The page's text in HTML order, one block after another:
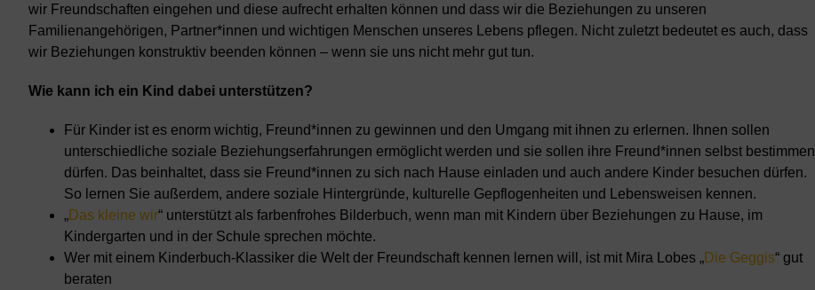
wir Freundschaften eingehen und diese aufrecht erhalten können und dass wir die Beziehungen zu unseren
Familienangehörigen, Partner*innen und wichtigen Menschen unseres Lebens pflegen. Nicht zuletzt bedeutet es auch, dass
wir Beziehungen konstruktiv beenden können – wenn sie uns nicht mehr gut tun.
Wie kann ich ein Kind dabei unterstützen?
Für Kinder ist es enorm wichtig, Freund*innen zu gewinnen und den Umgang mit ihnen zu erlernen. Ihnen sollen
unterschiedliche soziale Beziehungserfahrungen ermöglicht werden und sie sollen ihre Freund*innen selbst bestimmen
dürfen. Das beinhaltet, dass sie Freund*innen zu sich nach Hause einladen und auch andere Kinder besuchen dürfen.
So lernen Sie außerdem, andere soziale Hintergründe, kulturelle Gepflogenheiten und Lebensweisen kennen.
„Das kleine wir“ unterstützt als farbenfrohes Bilderbuch, wenn man mit Kindern über Beziehungen zu Hause, im
Kindergarten und in der Schule sprechen möchte.
Wer mit einem Kinderbuch-Klassiker die Welt der Freundschaft kennen lernen will, ist mit Mira Lobes „Die Geggis“ gut
beraten